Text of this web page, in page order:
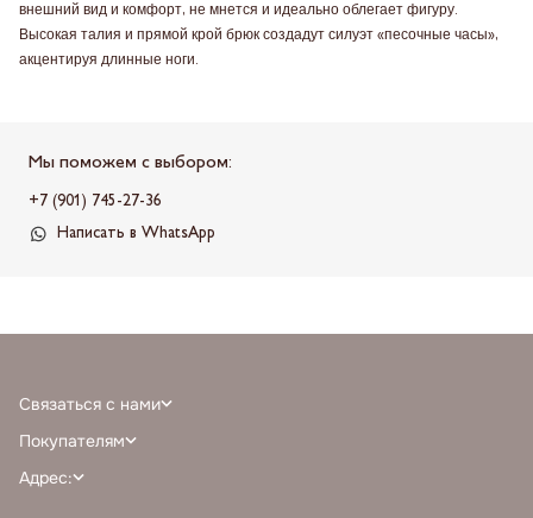
внешний вид и комфорт, не мнется и идеально облегает фигуру.
Высокая талия и прямой крой брюк создадут силуэт «песочные часы»,
акцентируя длинные ноги.
Мы поможем с выбором:
+7 (901) 745-27-36
Написать в WhatsApp
Связаться с нами
+7 (968) 388-77-75
Написать в MAX
Покупателям
Личный кабинет
Адрес: